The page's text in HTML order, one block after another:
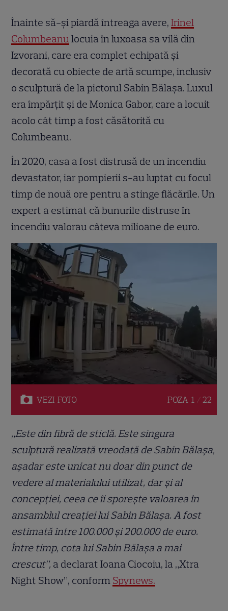
Înainte să-și piardă întreaga avere,Irinel
Columbeanulocuia în luxoasa sa vilă din
Izvorani, care era complet echipată și
decorată cu obiecte de artă scumpe, inclusiv
o sculptură de la pictorul Sabin Bălașa. Luxul
era împărțit și de Monica Gabor, care a locuit
acolo cât timp a fost căsătorită cu
Columbeanu.
În 2020, casa a fost distrusă de un incendiu
devastator, iar pompierii s-au luptat cu focul
timp de nouă ore pentru a stinge flăcările. Un
expert a estimat că bunurile distruse în
incendiu valorau câteva milioane de euro.
VEZI FOTO POZA 1 / 22
„Este din fibră de sticlă. Este singura
sculptură realizată vreodată de Sabin Bălașa,
așadar este unicat nu doar din punct de
vedere al materialului utilizat, dar și al
concepției, ceea ce îi sporește valoarea în
ansamblul creației lui Sabin Bălașa. A fost
estimată între 100.000 și 200.000 de euro.
Între timp, cota lui Sabin Bălașa a mai
crescut”, a declarat Ioana Ciocoiu, la „Xtra
Night Show”, conform Spynews.